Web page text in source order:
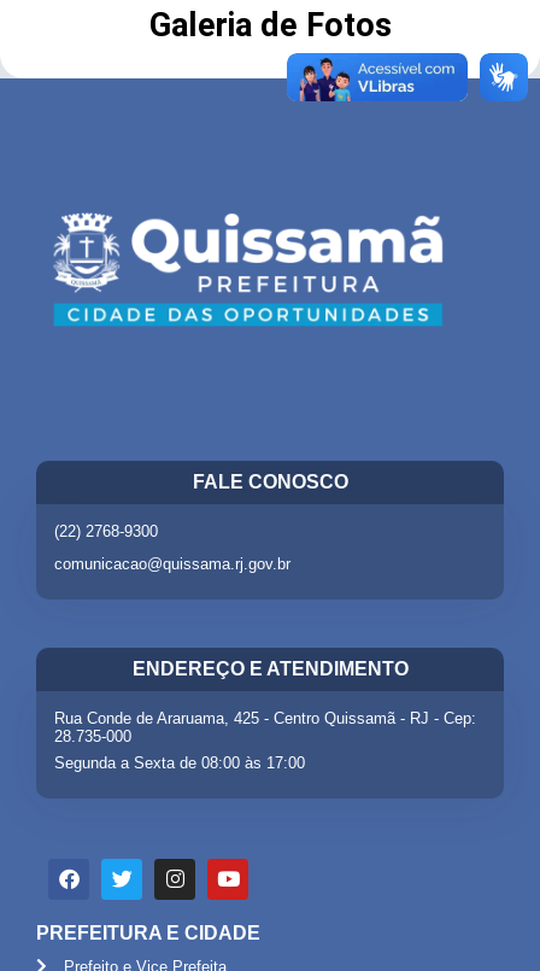
Galeria de Fotos
FALE CONOSCO
(22) 2768-9300
comunicacao@quissama.rj.gov.br
ENDEREÇO E ATENDIMENTO
Rua Conde de Araruama, 425 - Centro Quissamã - RJ - Cep:
28.735-000
Segunda a Sexta de 08:00 às 17:00
PREFEITURA E CIDADE
Prefeito e Vice Prefeita